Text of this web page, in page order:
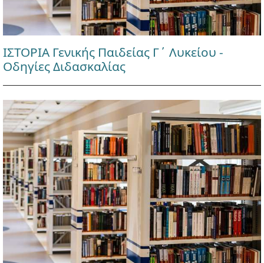
ΙΣΤΟΡΙΑ Γενικής Παιδείας Γ΄ Λυκείου -
Οδηγίες Διδασκαλίας